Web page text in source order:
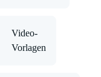
Video-
Vorlagen